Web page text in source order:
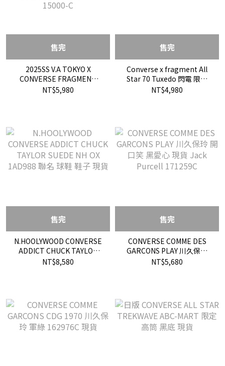
售完
2025SS V.A TOKYO X
CONVERSE FRAGMENT
JACK PURCELL 1935 限量
NT$5,980
售完
Converse x fragment All
Star 70 Tuxedo 閃電 限量
白色 鞋子 現貨 156454C
NT$4,980
售完
N.HOOLYWOOD CONVERSE
ADDICT CHUCK TAYLOR
SUEDE NH OX 1AD988 聯名
NT$8,580
售完
CONVERSE COMME DES
GARCONS PLAY 川久保玲
開口笑 黑愛心 現貨 Jack
NT$5,680